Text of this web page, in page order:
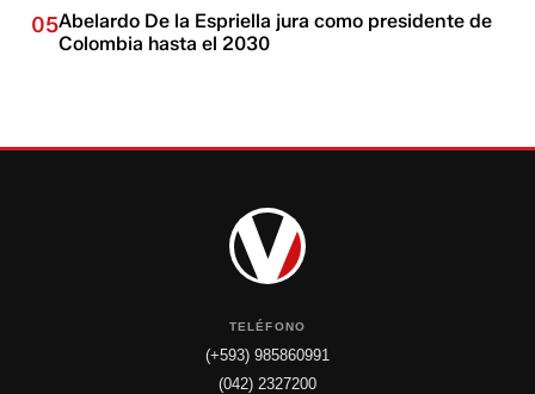
05Abelardo De la Espriella jura como presidente de
Colombia hasta el 2030
TELÉFONO
(+593) 985860991
(042) 2327200